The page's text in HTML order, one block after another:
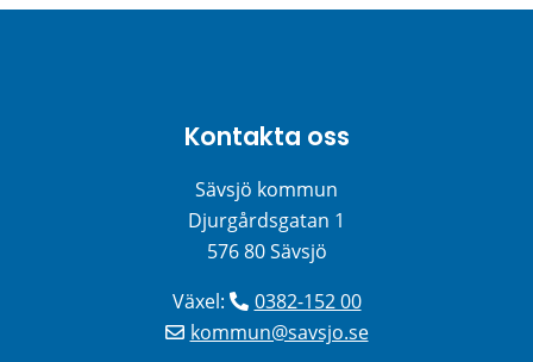
Kontakta oss
Sävsjö kommun
Djurgårdsgatan 1
576 80 Sävsjö
Växel:
0382-152 00
kommun@savsjo.se